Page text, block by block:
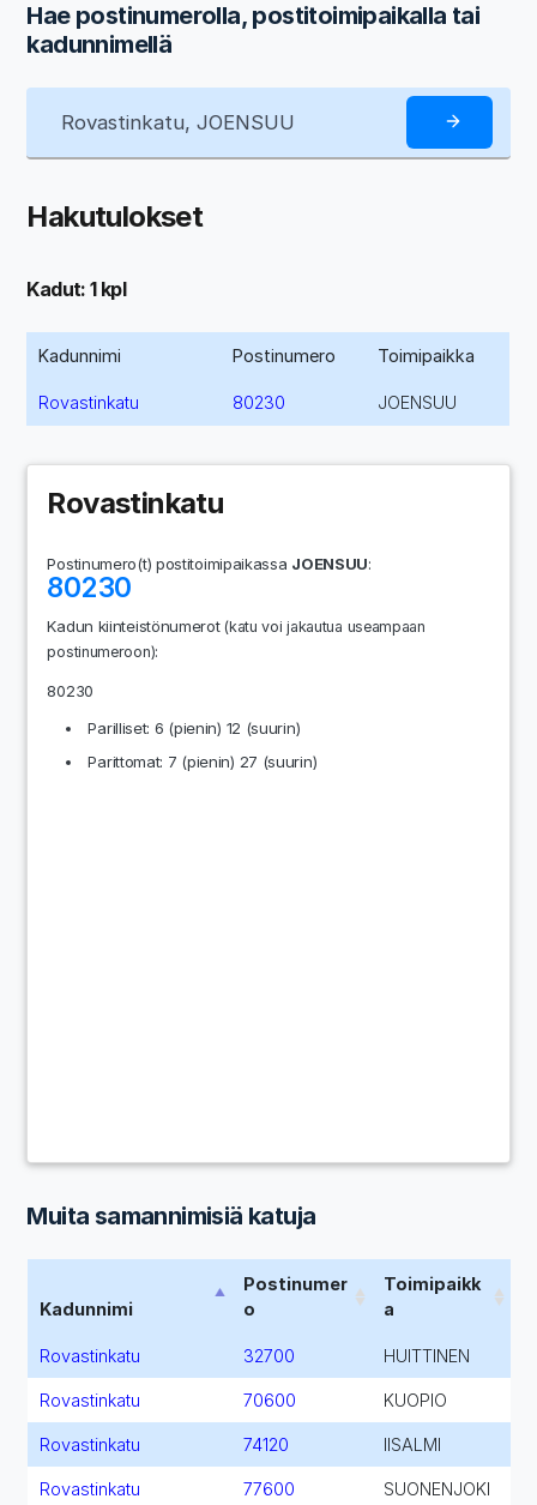
Hae postinumerolla, postitoimipaikalla tai
kadunnimellä
Hakutulokset
Kadut: 1 kpl
Kadunnimi Postinumero Toimipaikka
Rovastinkatu 80230 JOENSUU
Rovastinkatu
Postinumero(t) postitoimipaikassa JOENSUU:
80230
Kadun kiinteistönumerot(katu voi jakautua useampaan
postinumeroon):
80230
Parilliset: 6 (pienin) 12 (suurin)
Parittomat: 7 (pienin) 27 (suurin)
Muita samannimisiä katuja
Kadunnimi
Postinumer
o
Toimipaikk
a
Rovastinkatu 32700 HUITTINEN
Rovastinkatu 70600 KUOPIO
Rovastinkatu 74120 IISALMI
Rovastinkatu 77600 SUONENJOKI